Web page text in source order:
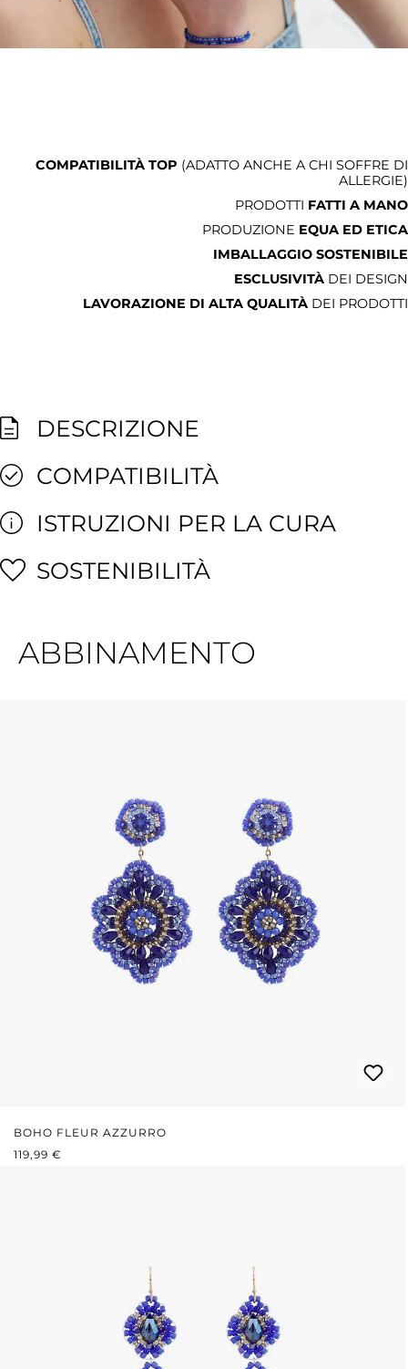
COMPATIBILITÀ TOP (ADATTO ANCHE A CHI SOFFRE DI
ALLERGIE)
PRODOTTI FATTI A MANO
PRODUZIONE EQUA ED ETICA
IMBALLAGGIO SOSTENIBILE
ESCLUSIVITÀ DEI DESIGN
LAVORAZIONE DI ALTA QUALITÀ DEI PRODOTTI
DESCRIZIONE
COMPATIBILITÀ
ISTRUZIONI PER LA CURA
SOSTENIBILITÀ
ABBINAMENTO
BOHO FLEUR AZZURRO
PREZZO NORMALE:
119,99 €